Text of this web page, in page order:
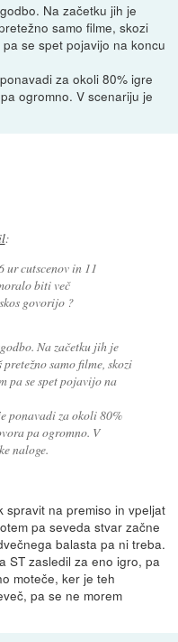
Na začetku jih je
samo filme, skozi
se spet pojavijo na koncu
za okoli 80% igre
ogromno. V scenariju je
:
ur cutscenov in 11
biti več
govorijo ?
Na začetku jih je
samo filme, skozi
pa se spet pojavijo na
ponavadi za okoli 80%
pa ogromno. V
naloge.
spravit na premiso in vpeljat
pa seveda stvar začne
balasta pa ni treba.
ST zasledil za eno igro, pa
moteče, ker je teh
pa se ne morem